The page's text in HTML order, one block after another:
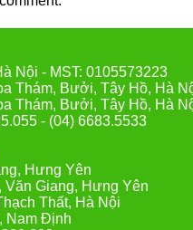
Nội - MST: 0105573223
Thám, Bưởi, Tây Hồ, Hà
Thám, Bưởi, Tây Hồ, Hà
- (04) 6683.5533
Hưng Yên
Giang, Hưng Yên
Thất, Hà Nội
Nam Định